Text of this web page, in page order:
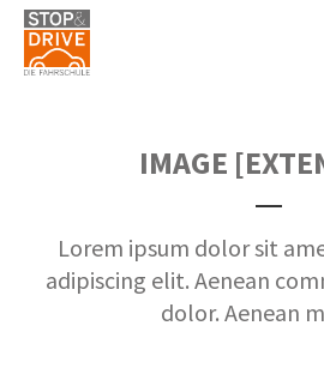
IMAGE
Lorem ipsum dolor sit
adipiscing elit. Aenean
dolor. Aenean